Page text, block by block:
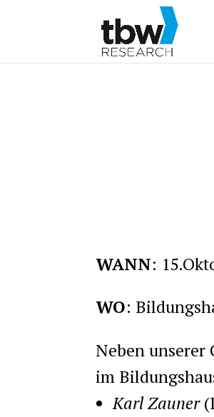
WANN:
WO:
Neben unserer
im
Karl Zauner